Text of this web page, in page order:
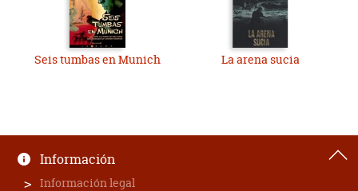
Seis tumbas en Munich La arena sucia
Información
Información legal